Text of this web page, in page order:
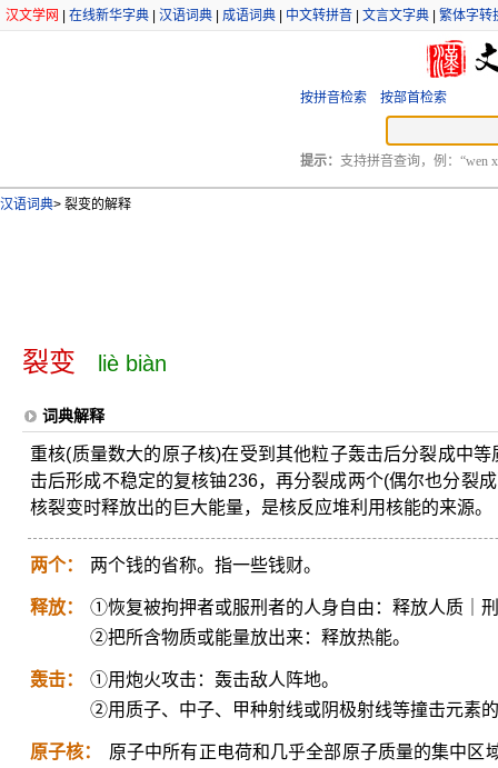
汉文学网 在线新华字典 汉语词典 成语词典 中文转拼音 文言文字典 繁体字转
按拼音检索 按部首检索
提示： 支持拼音查询，例：“wen
汉语词典> 裂变的解释
裂变 liè biàn
词典解释
重核(质量数大的原子核)在受到其他粒子轰击后分裂成中
击后形成不稳定的复核铀236，再分裂成两个(偶尔也分裂
核裂变时释放出的巨大能量，是核反应堆利用核能的来源。
两个： 两个钱的省称。指一些钱财。
释放：
①恢复被拘押者或服刑者的人身自由：释放人质｜
②把所含物质或能量放出来：释放热能。
轰击：
①用炮火攻击：轰击敌人阵地。
②用质子、中子、甲种射线或阴极射线等撞击元素
原子核：
原子中所有正电荷和几乎全部原子质量的集中区